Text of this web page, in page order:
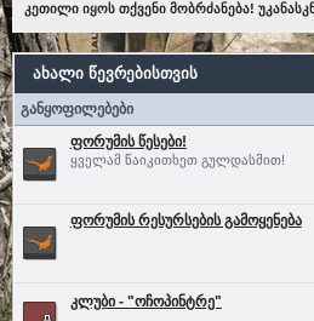
კეთილი იყოს თქვენი მობრძანება!
ახალი წევრებისთვის
განყოფილებები
ფორუმის წესები!
ყველამ წაიკითხეთ გულდასმით!
ფორუმის რესურსების გამოყენება
კლუბი - "ოჩოპინტრე"